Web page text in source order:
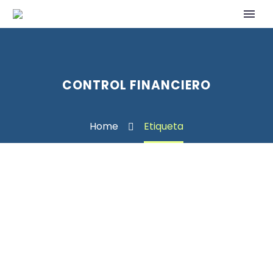
CONTROL FINANCIERO
Home Etiqueta